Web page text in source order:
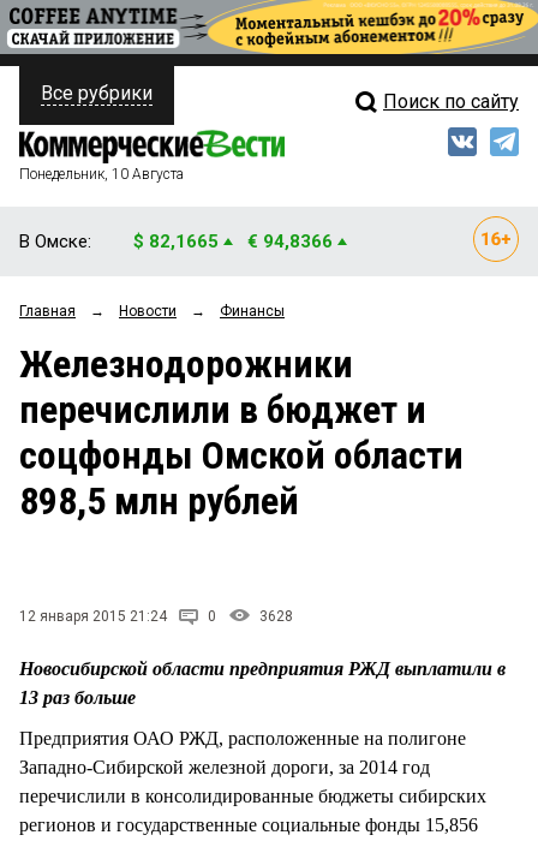
ПОЛИТИКА
ФИНАНСЫ
ОБЩЕСТВО
ЗАКОН
НОВОСТИ КОМПАНИЙ
ПРОИСШЕСТВИЯ
Свежий выпуск
Рейтинги
Блоги
Архив
Все рубрики Поиск по сайту
Понедельник, 10 Августа
В Омске: $ 82,1665 € 94,8366
Главная → Новости → Финансы
Железнодорожники
перечислили в бюджет и
соцфонды Омской области
898,5 млн рублей
12 января 2015 21:24 0 3628
Новосибирской области предприятия РЖД выплатили в
13 раз больше
Предприятия ОАО РЖД, расположенные на полигоне
Западно-Сибирской железной дороги, за 2014 год
перечислили в консолидированные бюджеты сибирских
регионов и государственные социальные фонды 15,856